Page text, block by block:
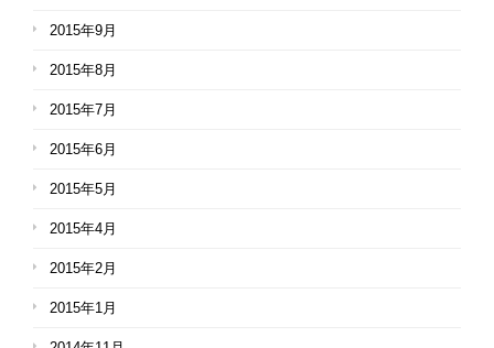
2015年9月
2015年8月
2015年7月
2015年6月
2015年5月
2015年4月
2015年2月
2015年1月